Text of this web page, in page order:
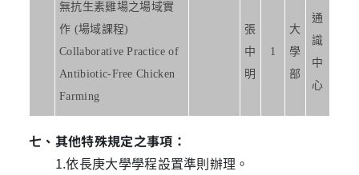
無抗生素雞場之場域實
作 (場域課程)
Collaborative Practice of
Antibiotic-Free Chicken
Farming
張
中
明
1
大
學
部
通
識
中
心
七、其他特殊規定之事項：
1.依長庚大學學程設置準則辦理。